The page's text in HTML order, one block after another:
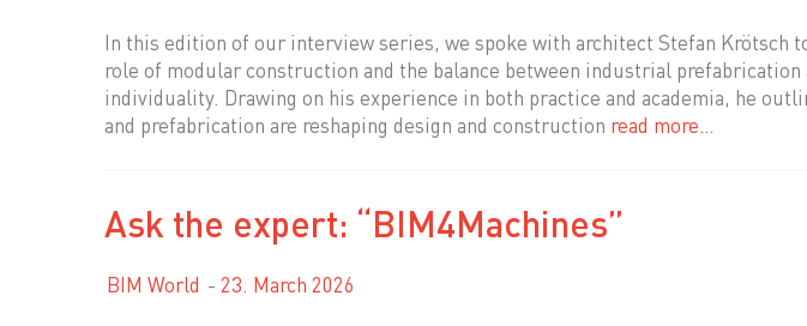
In this edition of our interview series, we spoke with architect Stefan Krötsch
role of modular construction and the balance between industrial
individuality. Drawing on his experience in both practice and academia, he
and prefabrication are reshaping design and construction read more…
Ask the expert: “BIM4Machines”
BIM World 23. March 2026